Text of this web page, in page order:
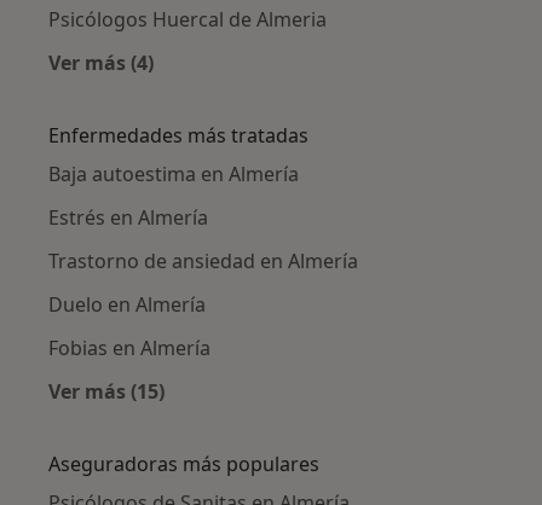
Psicólogos Huercal de Almeria
Ver más (4)
Enfermedades más tratadas
Baja autoestima en Almería
Estrés en Almería
Trastorno de ansiedad en Almería
Duelo en Almería
Fobias en Almería
Ver más (15)
Aseguradoras más populares